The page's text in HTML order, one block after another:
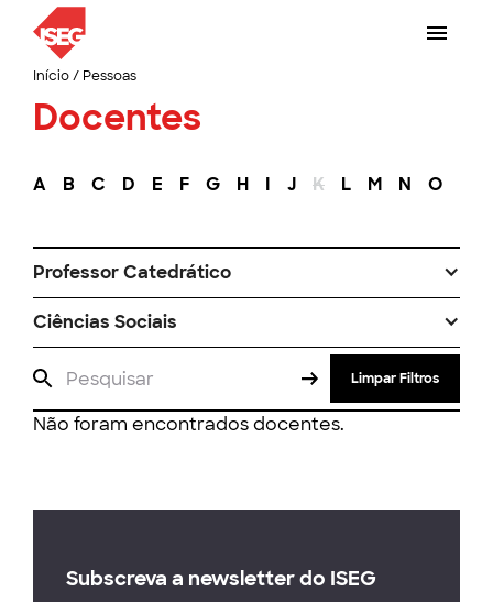
Início/ Pessoas
Docentes
A B C D E F G H I J K L M N O
Professor Catedrático
Ciências Sociais
Limpar Filtros
Não foram encontrados docentes.
Subscreva a newsletter do ISEG